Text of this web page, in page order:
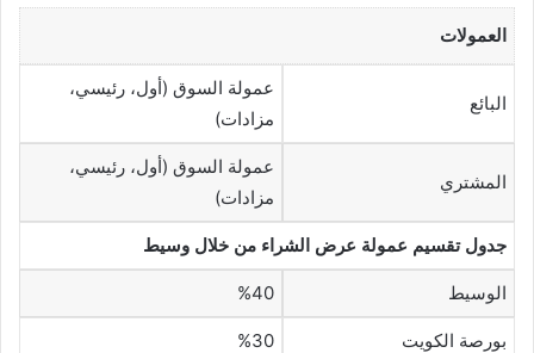
العمولات
البائع
عمولة السوق (أول، رئيسي،
مزادات)
المشتري
عمولة السوق (أول، رئيسي،
مزادات)
جدول تقسيم عمولة عرض الشراء من خلال وسيط
الوسيط %40
بورصة الكويت %30